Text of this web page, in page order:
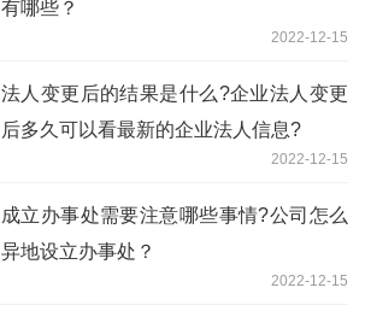
有哪些？
2022-12-15
法人变更后的结果是什么?企业法人变更
后多久可以看最新的企业法人信息?
2022-12-15
成立办事处需要注意哪些事情?公司怎么
异地设立办事处？
2022-12-15